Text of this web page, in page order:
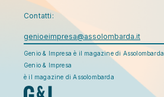
Contatti:
genioeimpresa@assolombarda.it
Genio & Impresa è il magazine di Assolombarda
Genio & Impresa
è il magazine di Assolombarda